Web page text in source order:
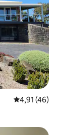
Note
4,91 (46)